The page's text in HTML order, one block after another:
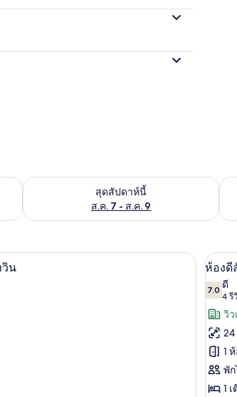
.ค. 7 - ส.ค. 8
สุดสัปดาห์นี้
ส.ค. 7 - ส.ค. 9
ตรวจสอบจำนวนห้องพักว่างในสุดสัปดาห์นี้
ตร
ปท็อป เครื่องนอนระดับพรีเมียม, โต๊ะทำงาน, พื้นที่
น
เปิด
ภาพถ่
ทั้งห
ของ
ห้อง
ดี
ลัก
9
ห้องดี
7.07.0 จา
ดี
4 รี
(4
รี
วิว
24
1
พั
1